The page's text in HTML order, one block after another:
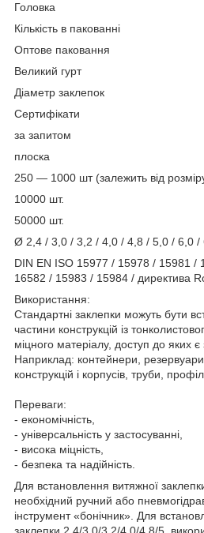
Головка
Кількість в пакованні
Оптове паковання
Великий гурт
Діаметр заклепок
Сертифікати
за запитом
плоска
250 — 1000 шт (залежить від
10000 шт.
50000 шт.
Ø 2,4 / 3,0 / 3,2 / 4,0 / 4,8 / 5,0 / 6,0
DIN EN ISO 15977 / 15978 / 15981 /
16582 / 15983 / 15984 / директива
Використання:
Стандартні заклепки можуть бути
частини конструкцій із
міцного матеріалу, доступ до яких є
Наприклад: контейнери,
конструкцій і корпусів, труби,
Переваги:
- економічність,
- універсальність у застосуванні,
- висока міцність,
- безпека та надійність.
Для встановлення витяжної
необхідний ручний або
інструмент «бонічник». Для
заклепки 2,4/3,0/3,2/4,0/4,8/5,